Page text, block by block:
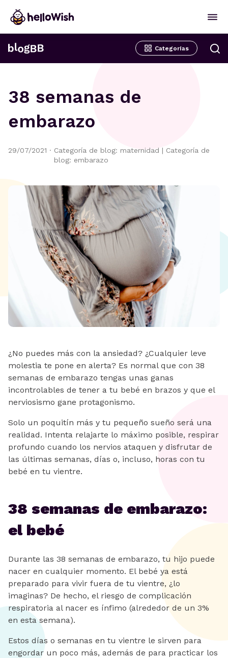
Categorías
38 semanas de
embarazo
29/07/2021 · Categoría de blog: maternidad | Categoría de
blog: embarazo
¿No puedes más con la ansiedad? ¿Cualquier leve
molestia te pone en alerta? Es normal que con 38
semanas de embarazo tengas unas ganas
incontrolables de tener a tu bebé en brazos y que el
nerviosismo gane protagonismo.
Solo un poquitín más y tu pequeño sueño será una
realidad. Intenta relajarte lo máximo posible, respirar
profundo cuando los nervios ataquen y disfrutar de
las últimas semanas, días o, incluso, horas con tu
bebé en tu vientre.
38 semanas de embarazo:
el bebé
Durante las 38 semanas de embarazo, tu hijo puede
nacer en cualquier momento. El bebé ya está
preparado para vivir fuera de tu vientre, ¿lo
imaginas? De hecho, el riesgo de complicación
respiratoria al nacer es ínfimo (alrededor de un 3%
en esta semana).
Estos días o semanas en tu vientre le sirven para
engordar un poco más, además de para practicar los